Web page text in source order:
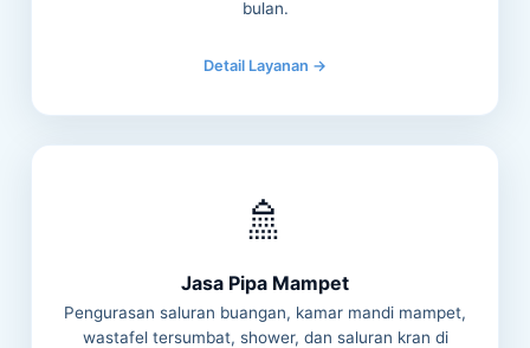
bulan.
Detail Layanan →
🚿
Jasa Pipa Mampet
Pengurasan saluran buangan, kamar mandi mampet,
wastafel tersumbat, shower, dan saluran kran di